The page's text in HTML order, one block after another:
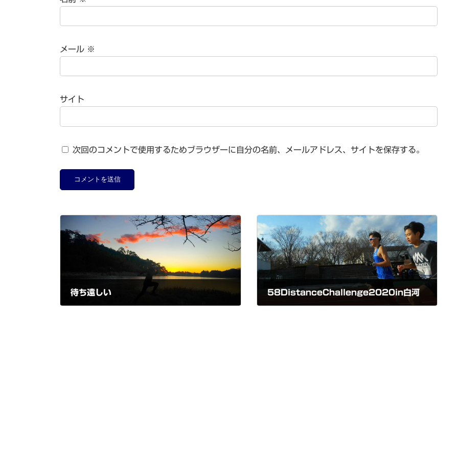
メール ※
サイト
次回のコメントで使用するためブラウザーに自分の名前、メールアドレス、サイトを保存する。
待ち遠しい 58DistanceChallenge2020in白河